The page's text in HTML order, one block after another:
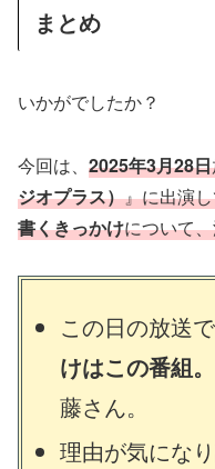
まとめ
いかがでしたか？
今回は、 2025年3月28日
ジオプラス）』に出演
書くきっかけについて
この日の放送
けはこの番組。
藤さん。
理由が気にな